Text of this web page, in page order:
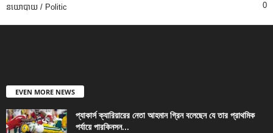
នយោបាយ / Politic 0
EVEN MORE NEWS
প্যাকার্স ক্যারিয়ারের নেতা আহমান গ্রিন বলেছেন যে তার প্রাথমিক
পর্যায়ে পারকিনসন...